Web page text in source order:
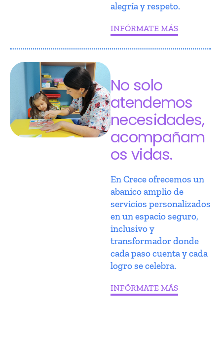
alegría y respeto.
INFÓRMATE MÁS
No solo
atendemos
necesidades,
acompañam
os vidas.
En Crece ofrecemos un
abanico amplio de
servicios personalizados
en un espacio seguro,
inclusivo y
transformador donde
cada paso cuenta y cada
logro se celebra.
INFÓRMATE MÁS